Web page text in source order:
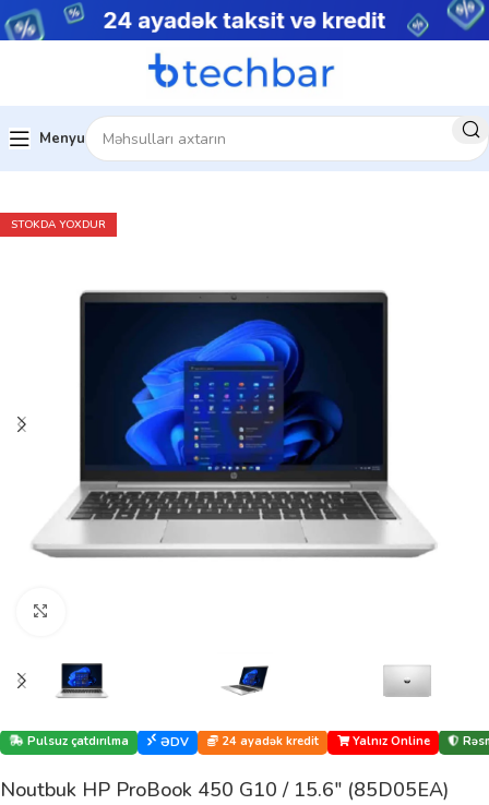
Menyu
Ev Noutbuklar Biznes noutbukları
STOKDA YOXDUR
Pulsuz çatdırılma ƏDV 24 ayadək kredit Yalnız Online
Noutbuk HP ProBook 450 G10 / 15.6″ (85D05EA)